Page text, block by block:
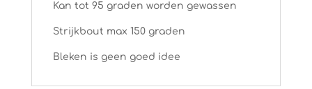
Kan tot 95 graden worden gewassen
Strijkbout max 150 graden
Bleken is geen goed idee